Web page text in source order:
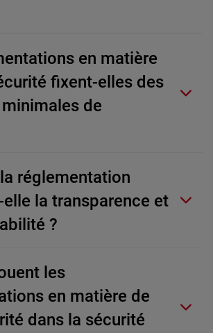
en matière
fixent-elles des
de
réglementation
la transparence et
?
les
en matière de
dans la sécurité